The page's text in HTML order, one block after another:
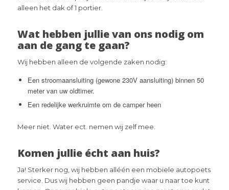
alleen het dak of 1 portier.
Wat hebben jullie van ons nodig om
aan de gang te gaan?
Wij hebben alleen de volgende zaken nodig:
Een stroomaansluiting (gewone 230V aansluiting) binnen 50
meter van uw oldtimer.
Een redelijke werkruimte om de camper heen
Meer niet. Water ect. nemen wij zelf mee.
Komen jullie écht aan huis?
Ja! Sterker nog, wij hebben alléén een mobiele autopoets
service. Dus wij hebben geen pandje waar u naar toe kunt